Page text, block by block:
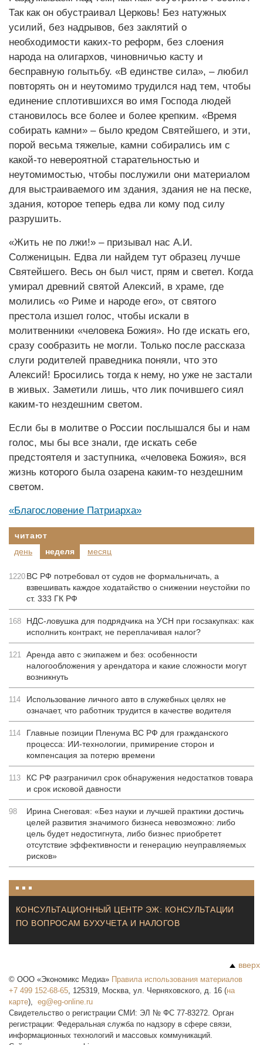
Так как он обустраивал Церковь! Без натужных
усилий, без надрывов, без заклятий о
необходимости каких-то реформ, без слоения
народа на олигархов, чиновничью касту и
бесправную голытьбу. «В единстве сила», – любил
повторять он и неутомимо трудился над тем, чтобы
единение сплотившихся во имя Господа людей
становилось все более и более крепким. «Время
собирать камни» – было кредом Святейшего, и эти,
порой весьма тяжелые, камни собирались им с
какой-то невероятной старательностью и
неутомимостью, чтобы послужили они материалом
для выстраиваемого им здания, здания не на песке,
здания, которое теперь едва ли кому под силу
разрушить.
«Жить не по лжи!» – призывал нас А.И.
Солженицын. Едва ли найдем тут образец лучше
Святейшего. Весь он был чист, прям и светел. Когда
умирал древний святой Алексий, в храме, где
молились «о Риме и народе его», от святого
престола изшел голос, чтобы искали в
молитвенники «человека Божия». Но где искать его,
сразу сообразить не могли. Только после рассказа
слуги родителей праведника поняли, что это
Алексий! Бросились тогда к нему, но уже не застали
в живых. Заметили лишь, что лик почившего сиял
каким-то нездешним светом.
Если бы в молитве о России послышался бы и нам
голос, мы бы все знали, где искать себе
предстоятеля и заступника, «человека Божия», вся
жизнь которого была озарена каким-то нездешним
светом.
«Благословение Патриарха»
читают
день
неделя месяц
1220 ВС РФ потребовал от судов не формальничать, а
взвешивать каждое ходатайство о снижении неустойки по
ст. 333 ГК РФ
168
НДС-ловушка для подрядчика на УСН при госзакупках: как
исполнить контракт, не переплачивая налог?
121 Аренда авто с экипажем и без: особенности
налогообложения у арендатора и какие сложности могут
возникнуть
114
Использование личного авто в служебных целях не
означает, что работник трудится в качестве водителя
114
Главные позиции Пленума ВС РФ для гражданского
процесса: ИИ-технологии, примирение сторон и
компенсация за потерю времени
113
КС РФ разграничил срок обнаружения недостатков товара
и срок исковой давности
98
Ирина Снеговая: «Без науки и лучшей практики достичь
целей развития значимого бизнеса невозможно: либо
цель будет недостигнута, либо бизнес приобретет
отсутствие эффективности и генерацию неуправляемых
рисков»
КОНСУЛЬТАЦИОННЫЙ ЦЕНТР ЭЖ: КОНСУЛЬТАЦИИ
ПО ВОПРОСАМ БУХУЧЕТА И НАЛОГОВ
вверх
© ООО «Экономикс Медиа» Правила использования материалов
+7 499 152-68-65, 125319, Москва, ул. Черняховского, д. 16 (на
карте),
Свидетельство о регистрации СМИ: ЭЛ № ФС 77-83272. Орган
регистрации: Федеральная служба по надзору в сфере связи,
информационных технологий и массовых коммуникаций.